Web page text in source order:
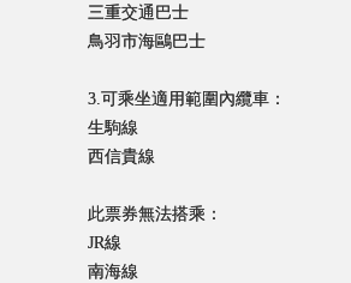
三重交通巴士
鳥羽市海鷗巴士
3.可乘坐適用範圍內纜車：
生駒線
西信貴線
此票券無法搭乘：
JR線
南海線